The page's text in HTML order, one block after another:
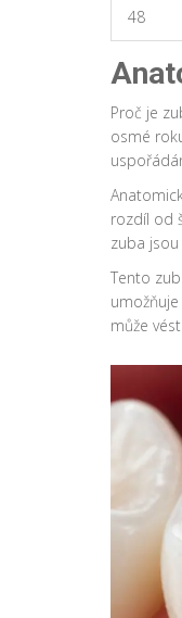
48
Proč je
osmé
rozdíl od
zuba
Tento
může